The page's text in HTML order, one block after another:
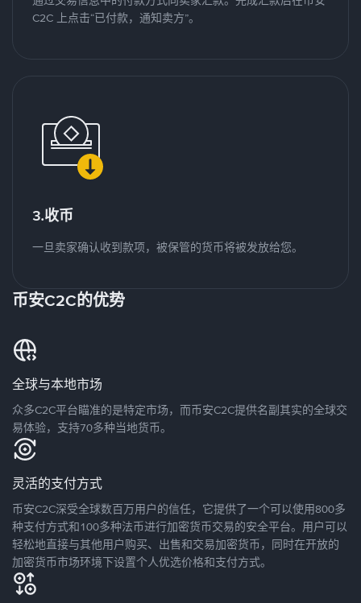
C2C 上点击“已付款，通知卖方”。
3.收币
一旦卖家确认收到款项，被保管的货币将被发放给您。
币安C2C的优势
全球与本地市场
众多C2C平台瞄准的是特定市场，而币安C2C提供名副其实的全球交
易体验，支持70多种当地货币。
灵活的支付方式
币安C2C深受全球数百万用户的信任，它提供了一个可以使用800多
种支付方式和100多种法币进行加密货币交易的安全平台。用户可以
轻松地直接与其他用户购买、出售和交易加密货币，同时在开放的
加密货币市场环境下设置个人优选价格和支付方式。